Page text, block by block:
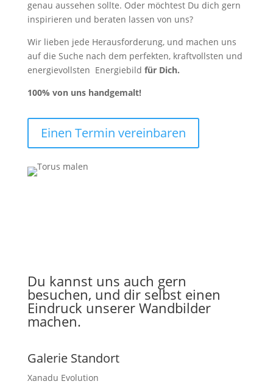
genau aussehen sollte. Oder möchtest Du dich gern
inspirieren und beraten lassen von uns?
Wir lieben jede Herausforderung, und machen uns
auf die Suche nach dem perfekten, kraftvollsten und
energievollsten Energiebild für Dich.
100% von uns handgemalt!
Einen Termin vereinbaren
Du kannst uns auch gern
besuchen, und dir selbst einen
Eindruck unserer Wandbilder
machen.
Galerie Standort
Xanadu Evolution